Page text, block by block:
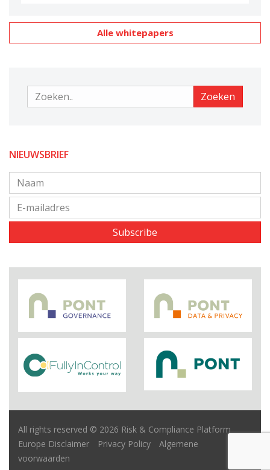
Alle whitepapers
Zoeken Zoeken
NIEUWSBRIEF
Subscribe
All rights reserved © 2026 Risk & Compliance Platform
Europe Disclaimer Privacy Policy
Algemene
voorwaarden